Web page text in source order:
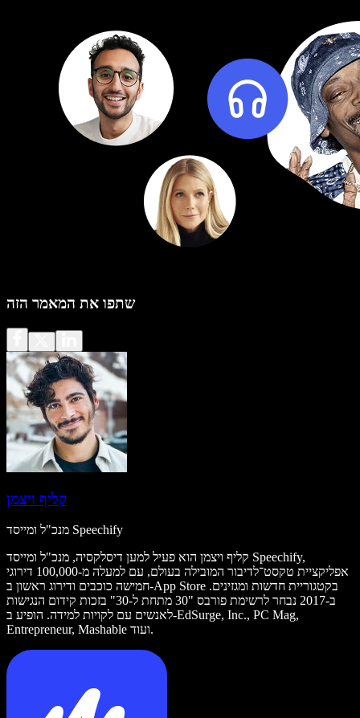
שתפו את המאמר הזה
קליף ויצמן
מנכ"ל ומייסד Speechify
קליף ויצמן הוא פעיל למען דיסלקסיה, מנכ"ל ומייסד Speechify,
אפליקציית טקסט־לדיבור המובילה בעולם, עם למעלה מ-100,000 דירוגי
חמישה כוכבים ודירוג ראשון ב-App Store בקטגוריית חדשות ומגזינים.
ב-2017 נבחר לרשימת פורבס "30 מתחת ל-30" בזכות קידום הנגישות
לאנשים עם לקויות למידה. הופיע ב-EdSurge, Inc., PC Mag,
Entrepreneur, Mashable ועוד.